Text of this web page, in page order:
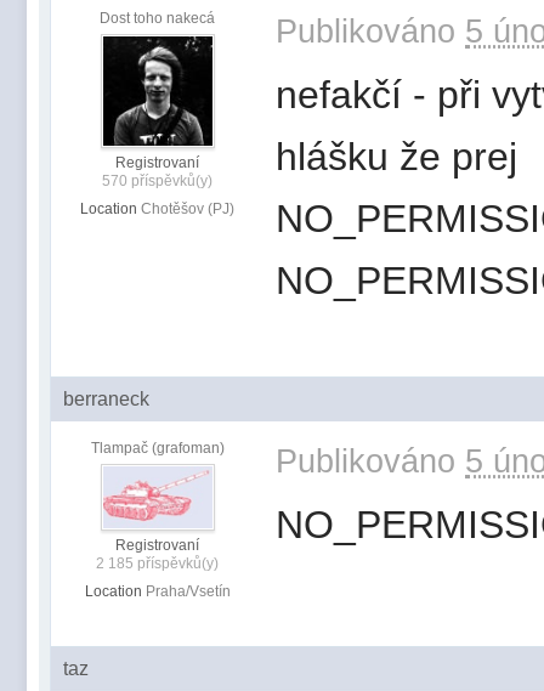
Dost toho nakecá
Registrovaní
570 příspěvků(y)
Location Chotěšov (PJ)
Publikováno 5
nefakčí - při
hlášku že prej
berraneck
Tlampač (grafoman)
Registrovaní
2 185 příspěvků(y)
Location Praha/Vsetín
Publikováno 5
taz